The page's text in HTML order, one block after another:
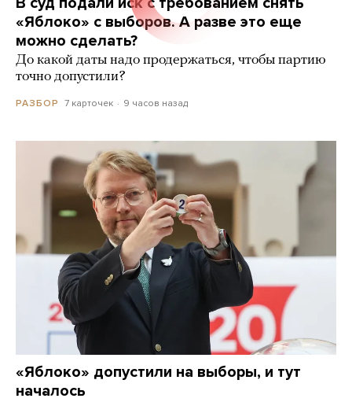
«Яблоко» с выборов. А разве это еще
можно сделать?
До какой даты надо продержаться, чтобы партию
точно допустили?
РАЗБОР 7 карточек 9 часов назад
«Яблоко» допустили на выборы, и тут
началось